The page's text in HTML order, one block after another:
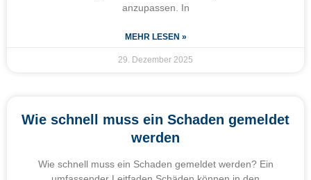
anzupassen. In
MEHR LESEN »
29. Dezember 2025
Wie schnell muss ein Schaden gemeldet
werden
Wie schnell muss ein Schaden gemeldet werden? Ein